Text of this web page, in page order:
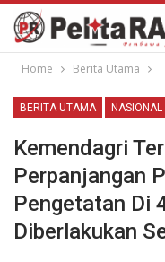
Home Berita Utama
BERITA UTAMA NASIONAL
Kemendagri
Perpanjangan
Pengetatan Di
Diberlakukan